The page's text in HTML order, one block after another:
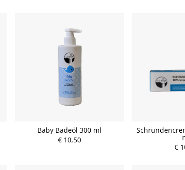
Baby Badeöl 300 ml
€ 10,50
€